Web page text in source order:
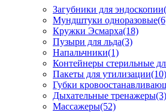
Загубники для эндоскопии
Мундштуки одноразовые
Кружки Эсмарха(18)
Пузыри для льда(3)
Напальчники(1)
Контейнеры стерильные
Пакеты для утилизации(10)
Губки
Дыхательные тренажеры(3)
Массажеры(52)